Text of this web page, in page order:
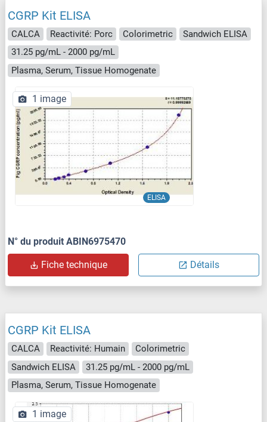
CGRP Kit ELISA
CALCA Reactivité: Porc Colorimetric
Sandwich ELISA
31.25 pg/mL - 2000 pg/mL
Plasma, Serum, Tissue Homogenate
ELISA
1 image
N° du produit ABIN6975470
Fiche technique Détails
CGRP Kit ELISA
CALCA Reactivité: Humain
Colorimetric
Sandwich ELISA
31.25 pg/mL - 2000 pg/mL
Plasma, Serum, Tissue Homogenate
1 image